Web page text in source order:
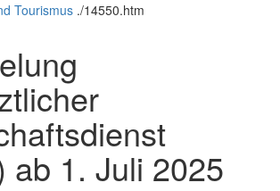
Tourismus ./14550.htm
ab 1. Juli 2025